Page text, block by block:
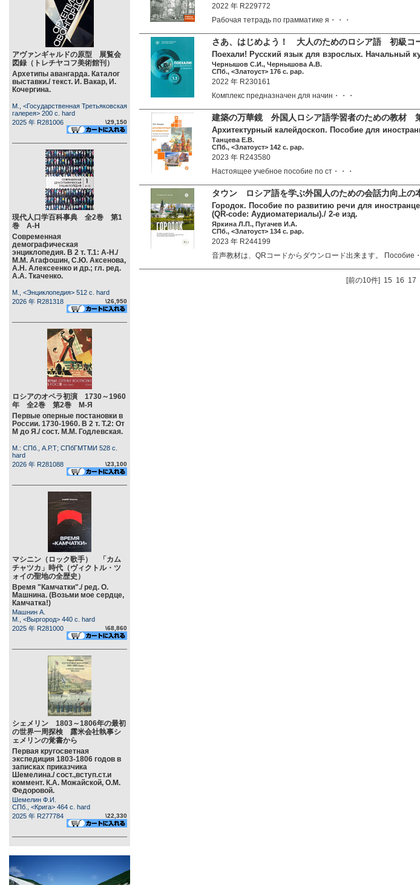
アヴァンギャルドの原型 展覧会
図録（トレチヤコフ美術館刊）
Архетипы авангарда. Каталог
выставки./ текст. И. Вакар, И.
Кочергина.
М., <Государственная Третьяковская
галерея> 200 c. hard
2025 年 R281006
\29,150
現代人口学百科事典 全2巻 第1
巻 А-Н
Современная
демографическая
энциклопедия. В 2 т. Т.1: А-Н./
М.М. Агафошин, С.Ю. Аксенова,
А.Н. Алексеенко и др.; гл. ред.
А.А. Ткаченко.
М., <Энциклопедия> 512 c. hard
2026 年 R281318
\26,950
ロシアのオペラ初演 1730～1960
年 全2巻 第2巻 М-Я
Первые оперные постановки в
России. 1730-1960. В 2 т. Т.2: От
М до Я./ сост. М.М. Годлевская.
М.: СПб., А.Р.Т; СПбГМТМИ 528 c.
hard
2026 年 R281088
\23,100
マシニン（ロック歌手） 「カム
チャツカ」時代（ヴィクトル・ツ
ォイの聖地の全歴史）
Время "Камчатки"./ ред. О.
Машнина. (Возьми мое сердце,
Камчатка!)
Машнин А.
М., <Выргород> 440 c. hard
2025 年 R281000
\68,860
シェメリン 1803～1806年の最初
の世界一周探検 露米会社執事シ
ェメリンの覚書から
Первая кругосветная
экспедиция 1803-1806 годов в
записках приказчика
Шемелина./ сост.,вступ.ст.и
коммент. К.А. Можайской, О.М.
Федоровой.
Шемелин Ф.И.
СПб., <Крига> 464 c. hard
2025 年 R277784
\22,330
2022 年 R229772
Рабочая тетрадь по грамматике я・・・
さあ、はじめよう！ 大人のためのロシア語 初
Поехали! Русский язык для взрослых. Начальный
Чернышов С.И., Чернышова А.В.
СПб., <Златоуст> 176 c. pap.
2022 年 R230161
Комплекс предназначен для начин・・・
建築の万華鏡 外国人ロシア語学習者のための教材
Архитектурный калейдоскоп. Пособие для
Танцева Е.В.
СПб., <Златоуст> 142 c. pap.
2023 年 R243580
Настоящее учебное пособие по ст・・・
タウン ロシア語を学ぶ外国人のための会話力向上
Городок. Пособие по развитию речи для
(QR-code: Аудиоматериалы)./ 2-е изд.
Яркина Л.П., Пугачев И.А.
СПб., <Златоуст> 134 c. pap.
2023 年 R244199
音声教材は、QRコードからダウンロード出来ます。 Пособие
[前の10件] 15 16 17